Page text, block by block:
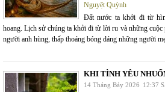
Nguyệt Quỳnh
Đất nước ta khởi đi từ
hoang. Lịch sử chúng ta khởi đi từ lời ru và những
người anh hùng, thấp thoáng bóng dáng những người
KHI TÌNH YÊU
14 Tháng Bảy 2026 12:37